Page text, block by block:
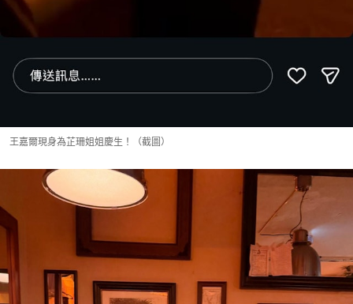
王嘉爾現身為芷珊姐姐慶生！（截圖）